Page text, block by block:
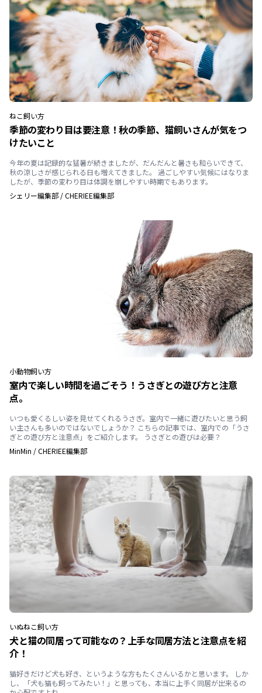
ねこ飼い方
季節の変わり目は要注意！秋の季節、猫飼いさんが気をつ
けたいこと
今年の夏は記録的な猛暑が続きましたが、だんだんと暑さも和らいできて、
秋の涼しさが感じられる日も増えてきました。 過ごしやすい気候にはなりま
したが、季節の変わり目は体調を崩しやすい時期でもあります。
シェリー編集部 /CHERIEE編集部
小動物飼い方
室内で楽しい時間を過ごそう！うさぎとの遊び方と注意
点。
いつも愛くるしい姿を見せてくれるうさぎ。室内で一緒に遊びたいと思う飼
い主さんも多いのではないでしょうか？ こちらの記事では、室内での「うさ
ぎとの遊び方と注意点」をご紹介します。 うさぎとの遊びは必要？
MinMin /CHERIEE編集部
いぬねこ飼い方
犬と猫の同居って可能なの？上手な同居方法と注意点を紹
介！
猫好きだけど犬も好き、というような方もたくさんいるかと思います。 しか
し、「犬も猫も飼ってみたい！」と思っても、本当に上手く同居が出来るの